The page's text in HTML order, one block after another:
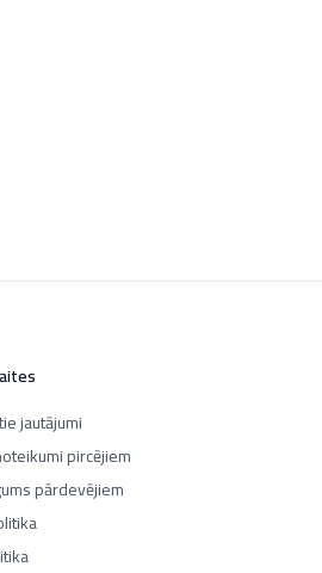
jautājumi
pircējiem
pārdevējiem